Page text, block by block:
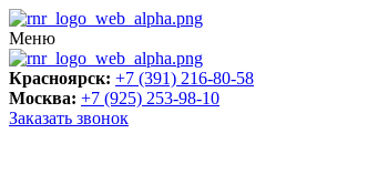
Меню
Красноярск: +7 (391) 216-80-58
Москва: +7 (925) 253-98-10
Заказать звонок